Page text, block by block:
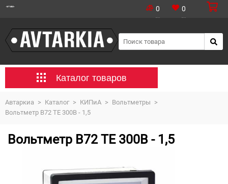
0 0
Каталог товаров
Автаркиа > Каталог > КИПиА > Вольтметры >
Вольтметр В72 ТЕ 300В - 1,5
Вольтметр В72 ТЕ 300В - 1,5